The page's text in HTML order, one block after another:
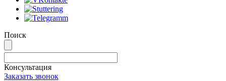
Поиск
Консультация
Заказать звонок